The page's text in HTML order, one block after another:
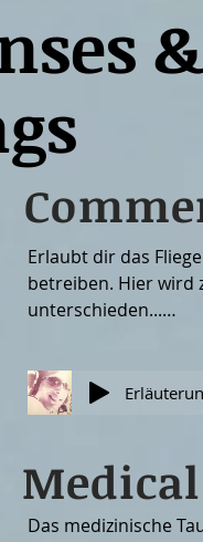
Erlaubt dir das
betreiben. Hier wird
unterschieden...
erlaubt dir
arbeiten.
- Airline Transport
um als Pilot
Das medizinische